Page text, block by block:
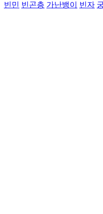
빈민 빈곤층 가난뱅이 빈자